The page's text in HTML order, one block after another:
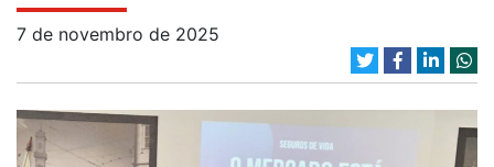
7 de novembro de 2025